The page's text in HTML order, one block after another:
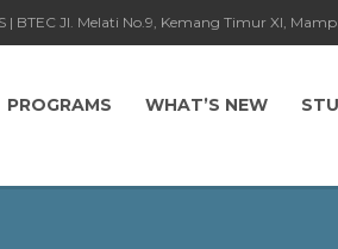
| BTEC Jl. Melati No.9, Kemang Timur XI,
PROGRAMS WHAT’S NEW